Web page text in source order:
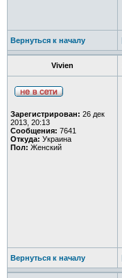
Вернуться к началу
Vivien
Зарегистрирован: 26 дек
2013, 20:13
Сообщения: 7641
Откуда: Украина
Пол: Женский
Вернуться к началу